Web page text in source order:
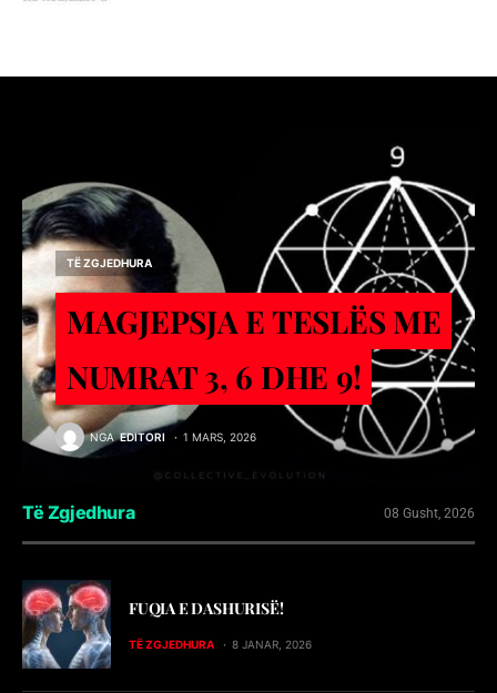
TË ZGJEDHURA
MAGJEPSJA E TESLËS ME
NUMRAT 3, 6 DHE 9!
NGA EDITORI 1 MARS, 2026
Të Zgjedhura 08 Gusht, 2026
FUQIA E DASHURISË!
TË ZGJEDHURA 8 JANAR, 2026